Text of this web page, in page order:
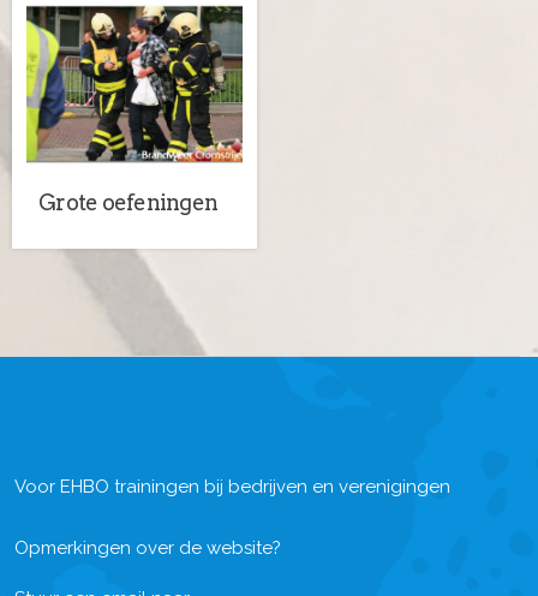
Grote oefeningen
Voor EHBO trainingen bij bedrijven en verenigingen
Opmerkingen over de website?